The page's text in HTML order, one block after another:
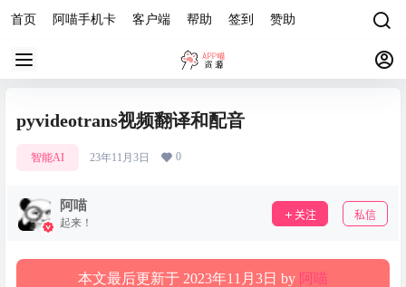
首页 阿喵手机卡 客户端 帮助 签到 赞助
pyvideotrans视频翻译和配音
智能AI 23年11月3日 0
阿喵
起来！
关注 私信
本文最后更新于 2023年11月3日 by 阿喵